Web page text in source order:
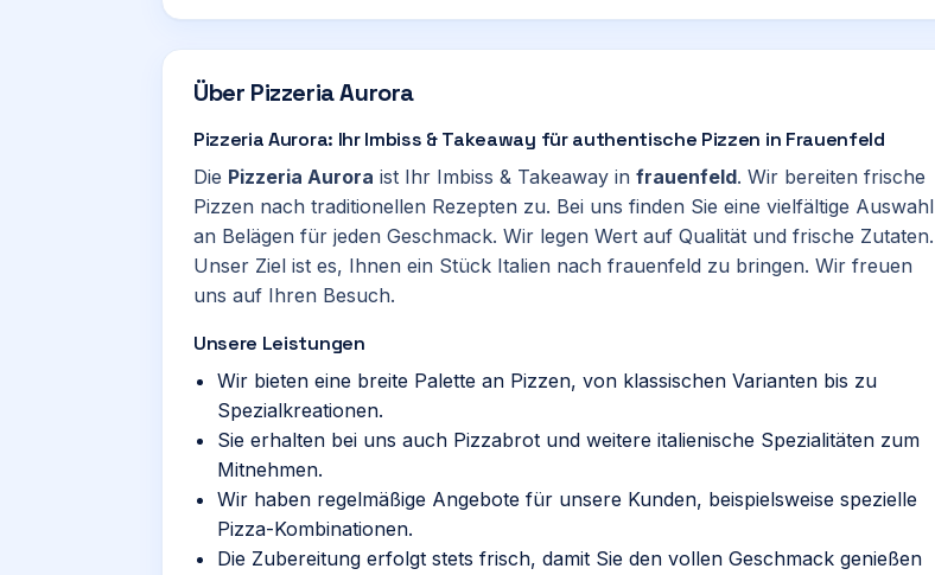
Über Pizzeria Aurora
Pizzeria Aurora: Ihr Imbiss & Takeaway für authentische Pizzen in Frauenfeld
Die Pizzeria Aurora ist Ihr Imbiss & Takeaway in frauenfeld. Wir bereiten frische
Pizzen nach traditionellen Rezepten zu. Bei uns finden Sie eine vielfältige Auswahl
an Belägen für jeden Geschmack. Wir legen Wert auf Qualität und frische Zutaten.
Unser Ziel ist es, Ihnen ein Stück Italien nach frauenfeld zu bringen. Wir freuen
uns auf Ihren Besuch.
Unsere Leistungen
Wir bieten eine breite Palette an Pizzen, von klassischen Varianten bis zu
Spezialkreationen.
Sie erhalten bei uns auch Pizzabrot und weitere italienische Spezialitäten zum
Mitnehmen.
Wir haben regelmäßige Angebote für unsere Kunden, beispielsweise spezielle
Pizza-Kombinationen.
Die Zubereitung erfolgt stets frisch, damit Sie den vollen Geschmack genießen